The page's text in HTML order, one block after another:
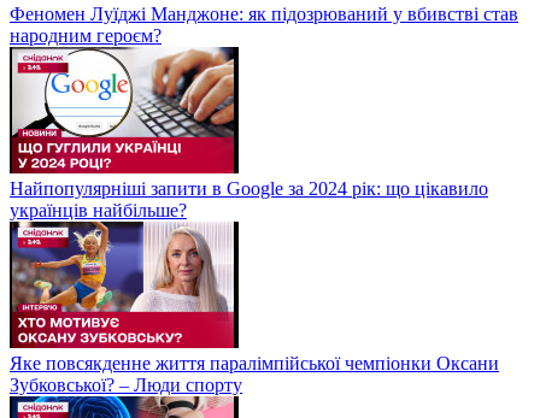
Феномен Луїджі Манджоне: як підозрюваний у вбивстві став
народним героєм?
Найпопулярніші запити в Google за 2024 рік: що цікавило
українців найбільше?
Яке повсякденне життя паралімпійської чемпіонки Оксани
Зубковської? – Люди спорту